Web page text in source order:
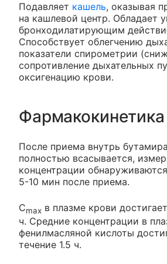
Подавляет кашель, оказывая
на кашлевой центр. Обладает
бронходилатирующим
Способствует облегчению
показатели спирометрии
сопротивление дыхательных
оксигенацию крови.
Фармакокинетика
После приема внутрь
полностью всасывается,
концентрации
5-10 мин после приема.
Сmax в плазме крови
ч. Средние концентрации в
фенилмасляной кислоты
течение 1.5 ч.